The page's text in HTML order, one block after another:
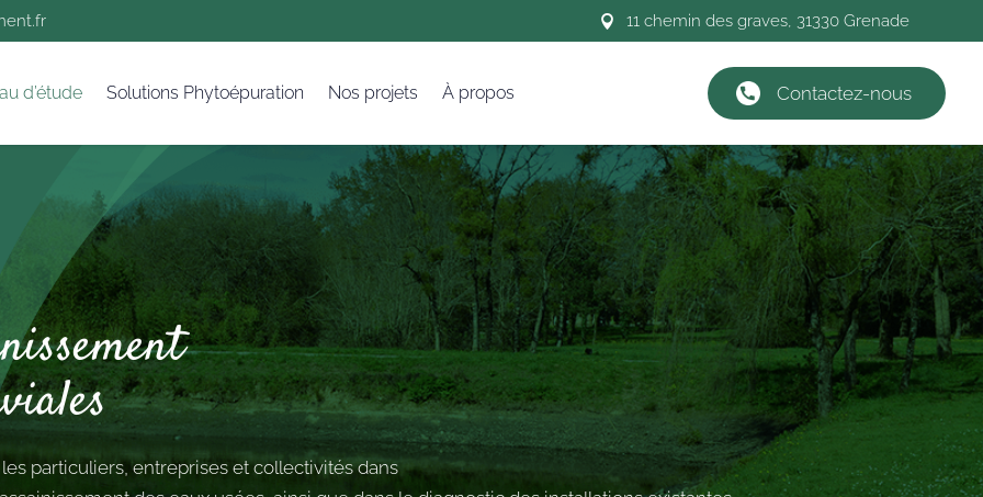
 11 chemin des graves, 31330 Grenade
d’étude Solutions Phytoépuration Nos projets À propos Contactez-nous
particuliers, entreprises et collectivités dans